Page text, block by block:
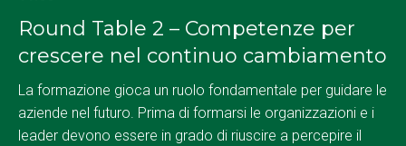
Round Table 2 – Competenze per
crescere nel continuo cambiamento
La formazione gioca un ruolo fondamentale per guidare le
aziende nel futuro. Prima di formarsi le organizzazioni e i
leader devono essere in grado di riuscire a percepire il